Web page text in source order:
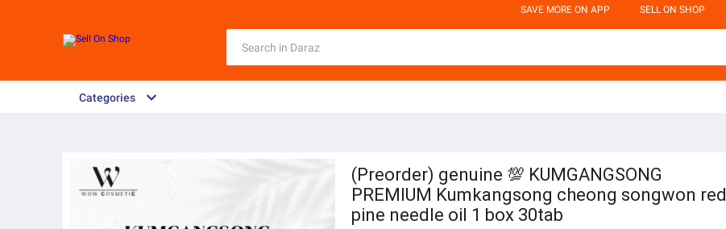
SAVE MORE ON APP SELL ON SHOP
Categories
(Preorder) genuine 💯 KUMGANGSONG
PREMIUM Kumkangsong cheong songwon red
pine needle oil 1 box 30tab